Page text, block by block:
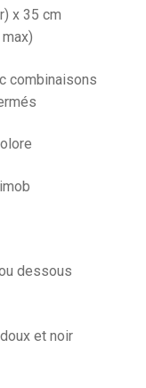
x 35 cm
combinaisons
dessous
et noir